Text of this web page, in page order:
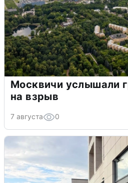
Москвичи услышали
на взрыв
7 августа 0